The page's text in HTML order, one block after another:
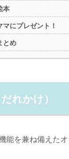
本
マにプレゼント！
とめ
れかけ）
能を兼ね備えた